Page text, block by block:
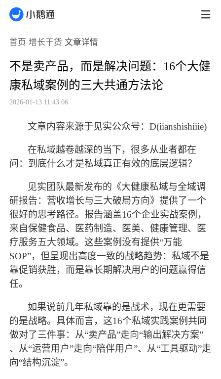
首页 增长干货 文章详情
不是卖产品，而是解决问题：16个大健
康私域案例的三大共通方法论
2026-01-13 11:43:06
文章内容来源于见实公众号：D(iianshishiiie)
在私域越卷越深的当下，很多从业者都在
问：到底什么才是私域真正有效的底层逻辑？
见实团队最新发布的《大健康私域与全域调
研报告：营收增长与三大破局方向》提供了一个
很好的思考路径。报告涵盖16个企业实战案例，
来自保健食品、医药制造、医美、健康管理、医
疗服务五大领域。这些案例没有提供“万能
SOP”，但呈现出高度一致的战略趋势：私域不是
靠促销获胜，而是靠长期解决用户的问题赢得信
任。
如果说前几年私域靠的是战术，现在更需要
的是战略。具体而言，这16个私域实践案例共同
做对了三件事：从“卖产品”走向“输出解决方案”
、从“运营用户”走向“陪伴用户”、从“工具驱动”走
向“结构沉淀”。